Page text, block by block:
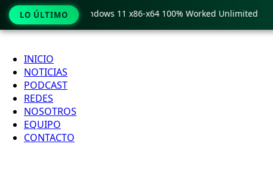
Ir
contenido
INICIO
NOTICIAS
PODCAST
REDES
NOSOTROS
EQUIPO
CONTACTO
LO ÚLTIMO
Crack only Windows 11 x86-x64 100% Worked Unlimited